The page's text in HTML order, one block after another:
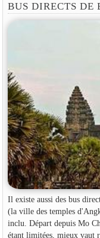
BUS DIRECTS DE
Il existe aussi des bus
(la ville des temples
inclu. Départ depuis Mo
étant limitées, mieux vaut